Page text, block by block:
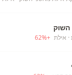
השוק
· אילת +
62%